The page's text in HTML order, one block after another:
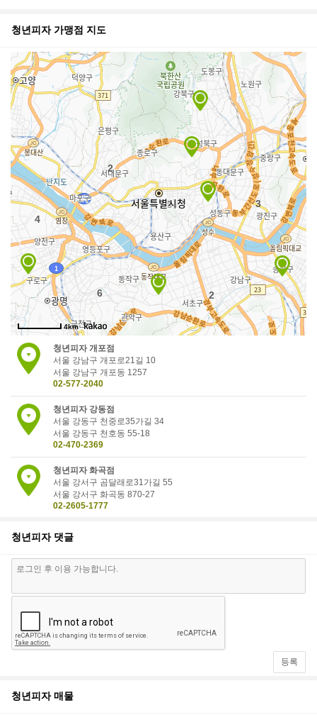
청년피자가맹점 지도
4
6
3
2
2
4km
청년피자 개포점
서울 강남구 개포로21길 10
서울 강남구 개포동 1257
02-577-2040
청년피자 강동점
서울 강동구 천중로35가길 34
서울 강동구 천호동 55-18
02-470-2369
청년피자 화곡점
서울 강서구 곰달래로31가길 55
서울 강서구 화곡동 870-27
02-2605-1777
청년피자 등촌점
서울 강서구 공항대로57길 27
02-2658-7328
청년피자 발산점
서울 강서구 내발산동 689-1
02-2664-6738
청년피자 수유점
청년피자댓글
등록
청년피자매물